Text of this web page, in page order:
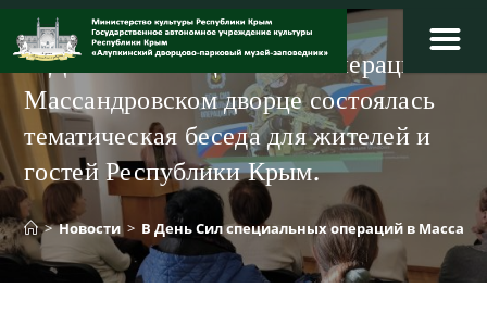
Перейти
содержимому
В День Сил специальных операций в
Массандровском дворце состоялась
тематическая беседа для жителей и
гостей Республики Крым.
> Новости > В День Сил специальных операций в